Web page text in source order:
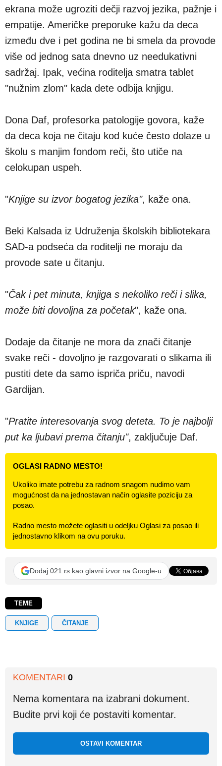
ekrana može ugroziti dečji razvoj jezika, pažnje i
empatije. Američke preporuke kažu da deca
između dve i pet godina ne bi smela da provode
više od jednog sata dnevno uz needukativni
sadržaj. Ipak, većina roditelja smatra tablet
"nužnim zlom" kada dete odbija knjigu.
Dona Daf, profesorka patologije govora, kaže
da deca koja ne čitaju kod kuće često dolaze u
školu s manjim fondom reči, što utiče na
celokupan uspeh.
"Knjige su izvor bogatog jezika", kaže ona.
Beki Kalsada iz Udruženja školskih bibliotekara
SAD-a podseća da roditelji ne moraju da
provode sate u čitanju.
"Čak i pet minuta, knjiga s nekoliko reči i slika,
može biti dovoljna za početak", kaže ona.
Dodaje da čitanje ne mora da znači čitanje
svake reči - dovoljno je razgovarati o slikama ili
pustiti dete da samo ispriča priču, navodi
Gardijan.
"Pratite interesovanja svog deteta. To je najbolji
put ka ljubavi prema čitanju", zaključuje Daf.
OGLASI RADNO MESTO!
Ukoliko imate potrebu za radnom snagom nudimo vam
mogućnost da na jednostavan način oglasite poziciju za
posao.
Radno mesto možete oglasiti u odeljku Oglasi za posao ili
jednostavno klikom na ovu poruku.
Dodaj 021.rs kao glavni izvor na Google-u
TEME
KNJIGE ČITANJE
KOMENTARI 0
Nema komentara na izabrani dokument.
Budite prvi koji će postaviti komentar.
OSTAVI KOMENTAR